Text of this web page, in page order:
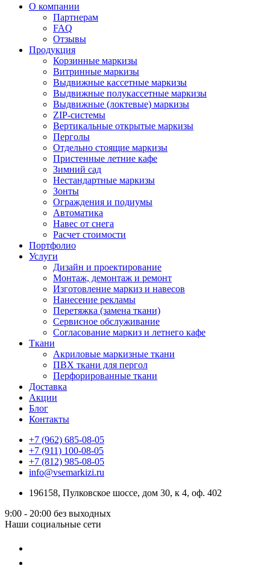
О компании
Партнерам
FAQ
Отзывы
Продукция
Корзинные маркизы
Витринные маркизы
Выдвижные кассетные маркизы
Выдвижные полукассетные маркизы
Выдвижные (локтевые) маркизы
ZIP-системы
Вертикальные открытые маркизы
Перголы
Отдельно стоящие маркизы
Пристенные летние кафе
Зимний сад
Нестандартные маркизы
Зонты
Ограждения и подиумы
Автоматика
Навес от снега
Расчет стоимости
Портфолио
Услуги
Дизайн и проектирование
Монтаж, демонтаж и ремонт
Изготовление маркиз и навесов
Нанесение рекламы
Перетяжка (замена ткани)
Сервисное обслуживание
Согласование маркиз и летнего кафе
Ткани
Акриловые маркизные ткани
ПВХ ткани для пергол
Перфорированные ткани
Доставка
Акции
Блог
Контакты
+7 (962) 685-08-05
+7 (911) 100-08-05
+7 (812) 985-08-05
info@vsemarkizi.ru
196158, Пулковское шоссе, дом 30, к 4, оф. 402
9:00 - 20:00 без выходных
Наши социальные сети